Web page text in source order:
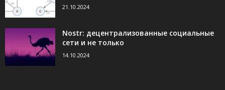
21.10.2024
Nostr: децентрализованные социальные
сети и не только
14.10.2024